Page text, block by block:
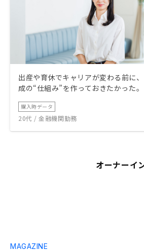
出産や育休でキャリアが変わる前に
成の“仕組み”を作っておきたかった。
購入時データ
20代 / 金融機関勤務
オーナーイ
MAGAZINE